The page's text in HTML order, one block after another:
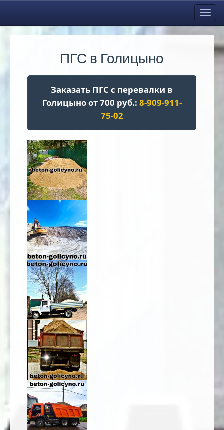
ПГС в Голицыно
Заказать ПГС с перевалки в
Голицыно от 700 руб.: 8-909-911-
75-02